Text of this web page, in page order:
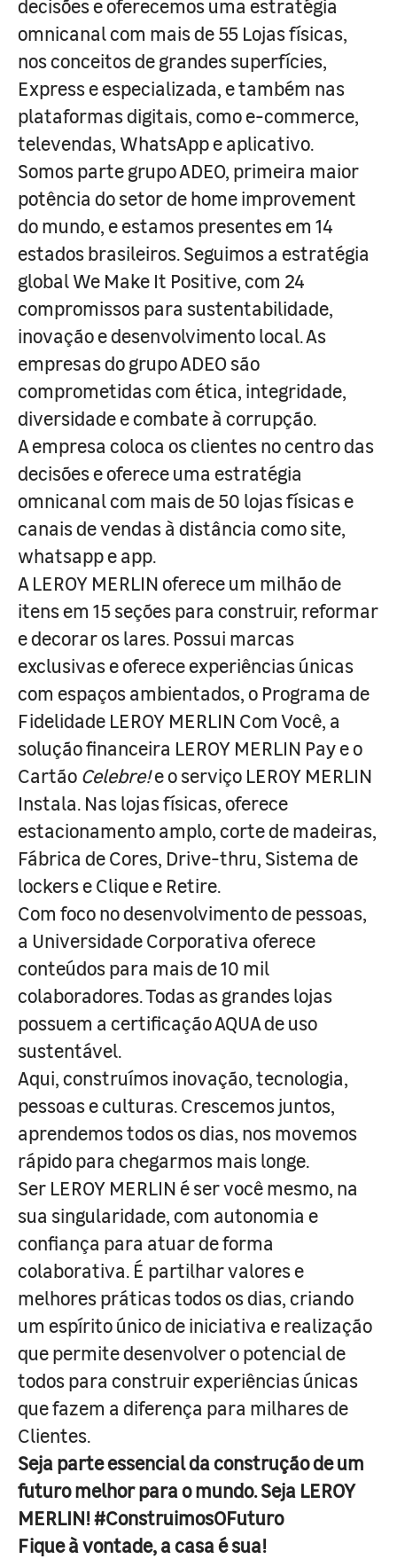
decisões e oferecemos uma estratégia
omnicanal com mais de 55 Lojas físicas,
nos conceitos de grandes superfícies,
Express e especializada, e também nas
plataformas digitais, como e-commerce,
televendas, WhatsApp e aplicativo.
Somos parte grupo ADEO, primeira maior
potência do setor de home improvement
do mundo, e estamos presentes em 14
estados brasileiros. Seguimos a estratégia
global We Make It Positive, com 24
compromissos para sustentabilidade,
inovação e desenvolvimento local. As
empresas do grupo ADEO são
comprometidas com ética, integridade,
diversidade e combate à corrupção.
A empresa coloca os clientes no centro das
decisões e oferece uma estratégia
omnicanal com mais de 50 lojas físicas e
canais de vendas à distância como site,
whatsapp e app.
A LEROY MERLIN oferece um milhão de
itens em 15 seções para construir, reformar
e decorar os lares. Possui marcas
exclusivas e oferece experiências únicas
com espaços ambientados, o Programa de
Fidelidade LEROY MERLIN Com Você, a
solução financeira LEROY MERLIN Pay e o
Cartão Celebre!e o serviço LEROY MERLIN
Instala. Nas lojas físicas, oferece
estacionamento amplo, corte de madeiras,
Fábrica de Cores, Drive-thru, Sistema de
lockers e Clique e Retire.
Com foco no desenvolvimento de pessoas,
a Universidade Corporativa oferece
conteúdos para mais de 10 mil
colaboradores. Todas as grandes lojas
possuem a certificação AQUA de uso
sustentável.
Aqui, construímos inovação, tecnologia,
pessoas e culturas. Crescemos juntos,
aprendemos todos os dias, nos movemos
rápido para chegarmos mais longe.
Ser LEROY MERLIN é ser você mesmo, na
sua singularidade, com autonomia e
confiança para atuar de forma
colaborativa. É partilhar valores e
melhores práticas todos os dias, criando
um espírito único de iniciativa e realização
que permite desenvolver o potencial de
todos para construir experiências únicas
que fazem a diferença para milhares de
Clientes.
Seja parte essencial da construção de um
futuro melhor para o mundo. Seja LEROY
MERLIN! #ConstruimosOFuturo
Fique à vontade, a casa é sua!